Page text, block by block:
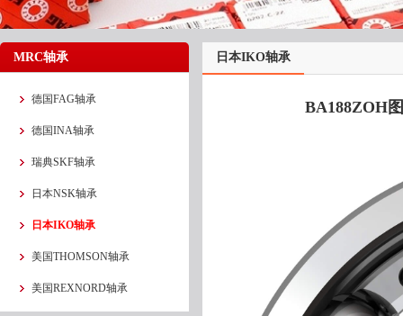
MRC轴承
德国FAG轴承
德国INA轴承
瑞典SKF轴承
日本NSK轴承
日本IKO轴承
美国THOMSON轴承
美国REXNORD轴承
日本IKO轴承
BA188ZOH